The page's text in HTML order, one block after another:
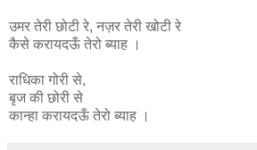
उमर तेरी छोटी रे, नज़र तेरी खोटी रे
कैसे करायदऊँ तेरो ब्याह ।
राधिका गोरी से,
बृज की छोरी से
कान्हा करायदऊँ तेरो ब्याह ।